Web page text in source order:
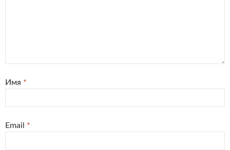
Имя *
Email *